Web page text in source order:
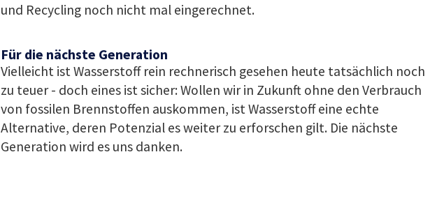
und Recycling noch nicht mal eingerechnet.
Für die nächste Generation
Vielleicht ist Wasserstoff rein rechnerisch gesehen heute tatsächlich noch
zu teuer - doch eines ist sicher: Wollen wir in Zukunft ohne den Verbrauch
von fossilen Brennstoffen auskommen, ist Wasserstoff eine echte
Alternative, deren Potenzial es weiter zu erforschen gilt. Die nächste
Generation wird es uns danken.